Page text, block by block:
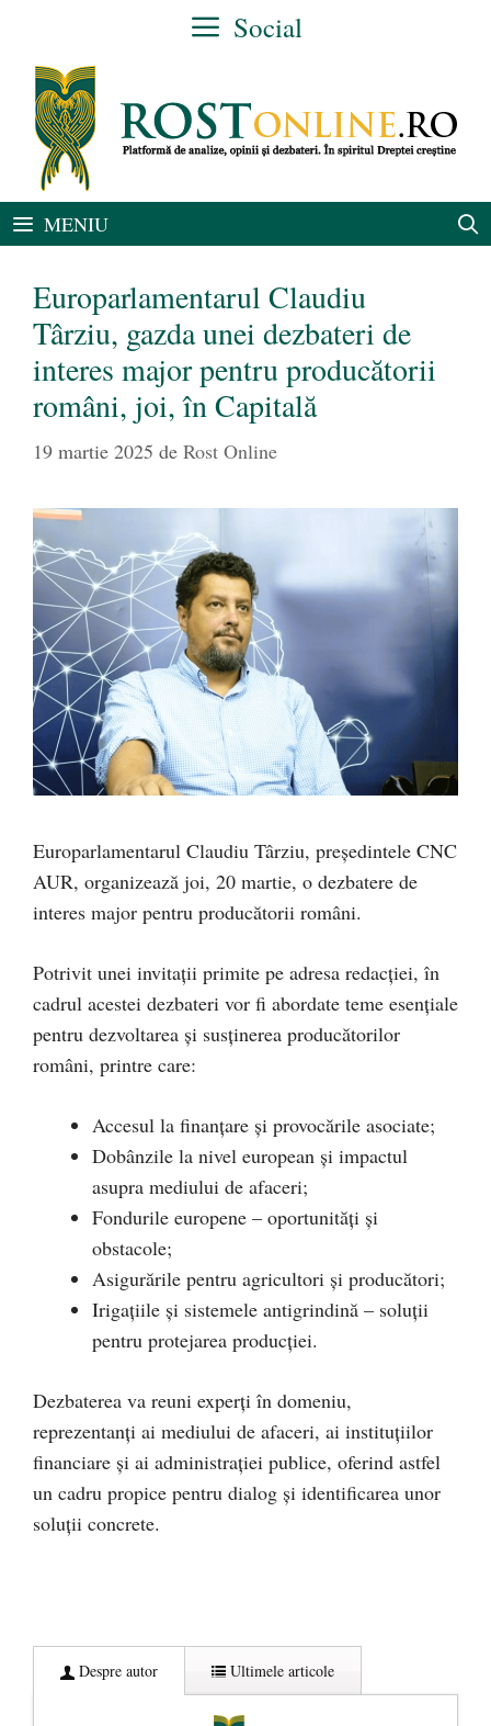
conținut
Social
MENIU
Europarlamentarul Claudiu
Târziu, gazda unei dezbateri de
interes major pentru producătorii
români, joi, în Capitală
19 martie 2025 de Rost Online
Europarlamentarul Claudiu Târziu, președintele CNC
AUR, organizează joi, 20 martie, o dezbatere de
interes major pentru producătorii români.
Potrivit unei invitații primite pe adresa redacției, în
cadrul acestei dezbateri vor fi abordate teme esențiale
pentru dezvoltarea și susținerea producătorilor
români, printre care:
Accesul la finanțare și provocările asociate;
Dobânzile la nivel european și impactul
asupra mediului de afaceri;
Fondurile europene – oportunități și
obstacole;
Asigurările pentru agricultori și producători;
Irigațiile și sistemele antigrindină – soluții
pentru protejarea producției.
Dezbaterea va reuni experți în domeniu,
reprezentanți ai mediului de afaceri, ai instituțiilor
financiare și ai administrației publice, oferind astfel
un cadru propice pentru dialog și identificarea unor
soluții concrete.
Despre autor Ultimele articole